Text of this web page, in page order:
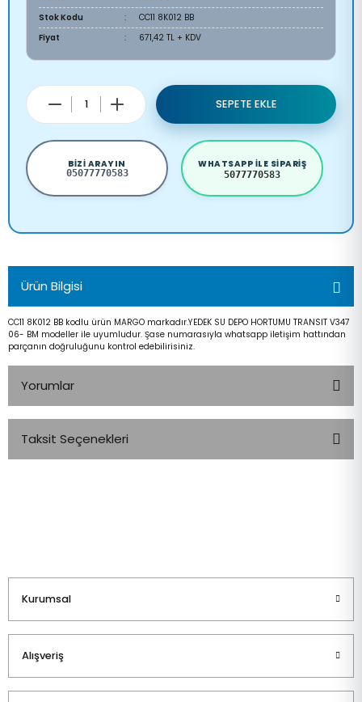
Stok Kodu
CC11 8K012 BB
Fiyat
671,42 TL + KDV
SEPETE EKLE
BIZI ARAYIN
05077770583
WHATSAPP ILE SIPARIŞ
5077770583
Ürün Bilgisi
CC11 8K012 BB kodlu ürün MARGO markadır.YEDEK SU DEPO HORTUMU TRANSIT V347
06- BM modeller ile uyumludur. Şase numarasıyla whatsapp iletişim hattından
parçanın doğruluğunu kontrol edebilirisiniz.
Yorumlar
Taksit Seçenekleri
Kurumsal
Alışveriş